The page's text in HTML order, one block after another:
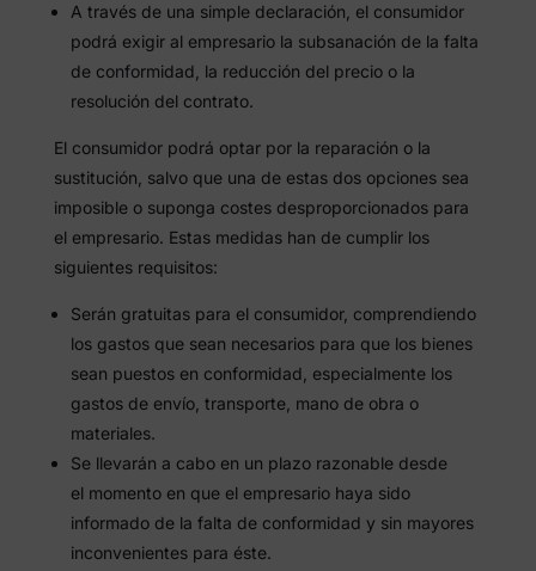
A través de una simple declaración, el consumidor
podrá exigir al empresario la subsanación de la falta
de conformidad, la reducción del precio o la
resolución del contrato.
El consumidor podrá optar por la reparación o la
sustitución, salvo que una de estas dos opciones sea
imposible o suponga costes desproporcionados para
el empresario. Estas medidas han de cumplir los
siguientes requisitos:
Serán gratuitas para el consumidor, comprendiendo
los gastos que sean necesarios para que los bienes
sean puestos en conformidad, especialmente los
gastos de envío, transporte, mano de obra o
materiales.
Se llevarán a cabo en un plazo razonable desde
el momento en que el empresario haya sido
informado de la falta de conformidad y sin mayores
inconvenientes para éste.